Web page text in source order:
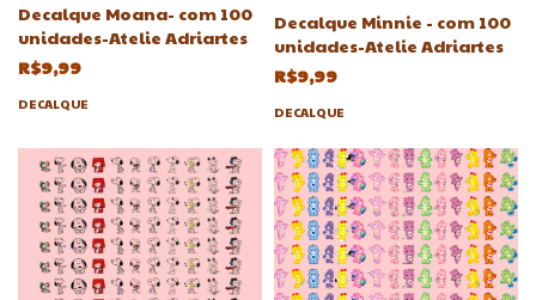
Decalque Moana- com 100
unidades-Atelie Adriartes
R$9,99
DECALQUE
Decalque Minnie - com 100
unidades-Atelie Adriartes
R$9,99
DECALQUE